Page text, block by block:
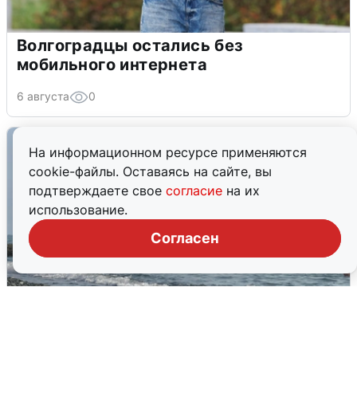
На информационном ресурсе применяются
cookie-файлы. Оставаясь на сайте, вы
подтверждаете свое согласие на их
использование.
Согласен
Волгоградцы остались без
мобильного интернета
6 августа 0